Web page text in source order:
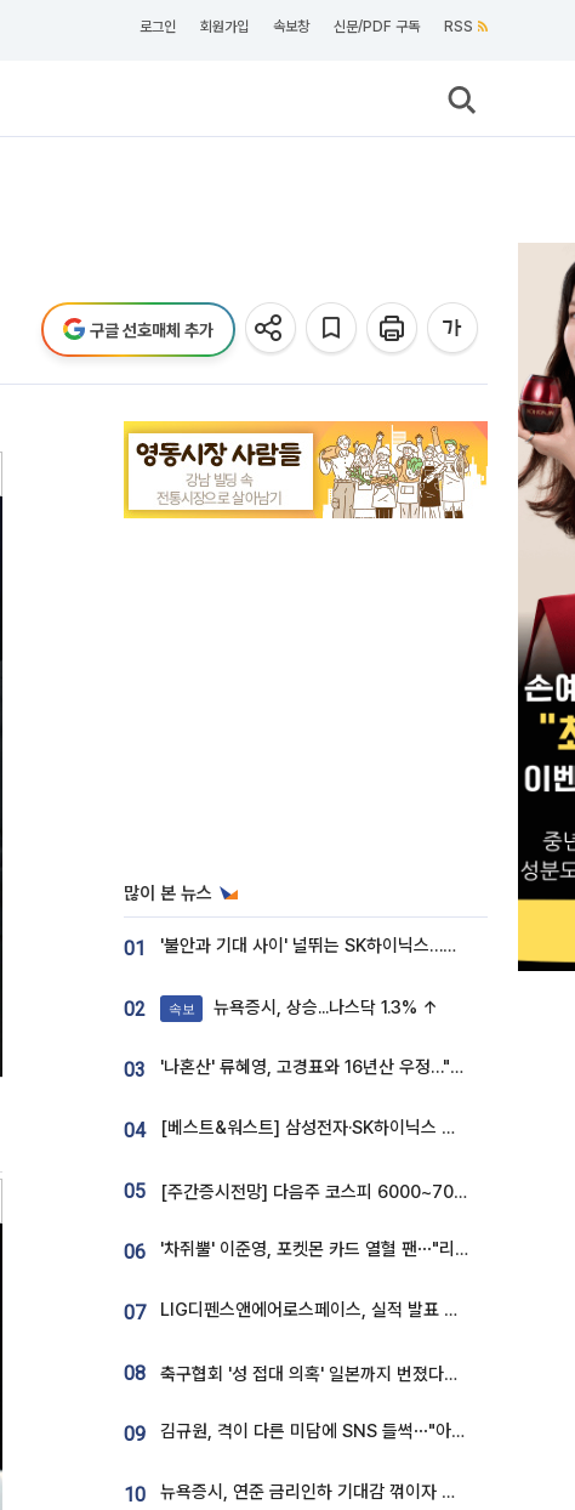
로그인 회원가입 속보창 신문/PDF 구독 RSS
구글 선호매체 추가
많이 본 뉴스
01 '불안과 기대 사이' 널뛰는 SK하이닉스…증권가 "HBM4·LTA 기반 펀터멘털 견고"
02 속보 뉴욕증시, 상승...나스닥 1.3% ↑
03 '나혼산' 류혜영, 고경표와 16년산 우정…"자취방서 부모님과 마주쳐"
04 [베스트&워스트] 삼성전자·SK하이닉스 밀린 한 주…상상인증권은 85% 급등
05 [주간증시전망] 다음주 코스피 6000~7000⋯“外人 수급은 정책이 변수”
06 '차쥐뿔' 이준영, 포켓몬 카드 열혈 팬⋯"리셀러 처단할 것"
07 LIG디펜스앤에어로스페이스, 실적 발표 후 급락→반등⋯증권가 “28년까지 튼튼”
08 축구협회 '성 접대 의혹' 일본까지 번졌다…日 심판 실명 공개
09 김규원, 격이 다른 미담에 SNS 들썩⋯"아이 속옷 빨고 졸업식도 참석"
10 뉴욕증시, 연준 금리인하 기대감 꺾이자 상승...S&P500 사상 최고치 [종합]